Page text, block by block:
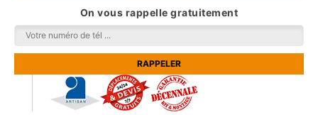
On vous rappelle gratuitement